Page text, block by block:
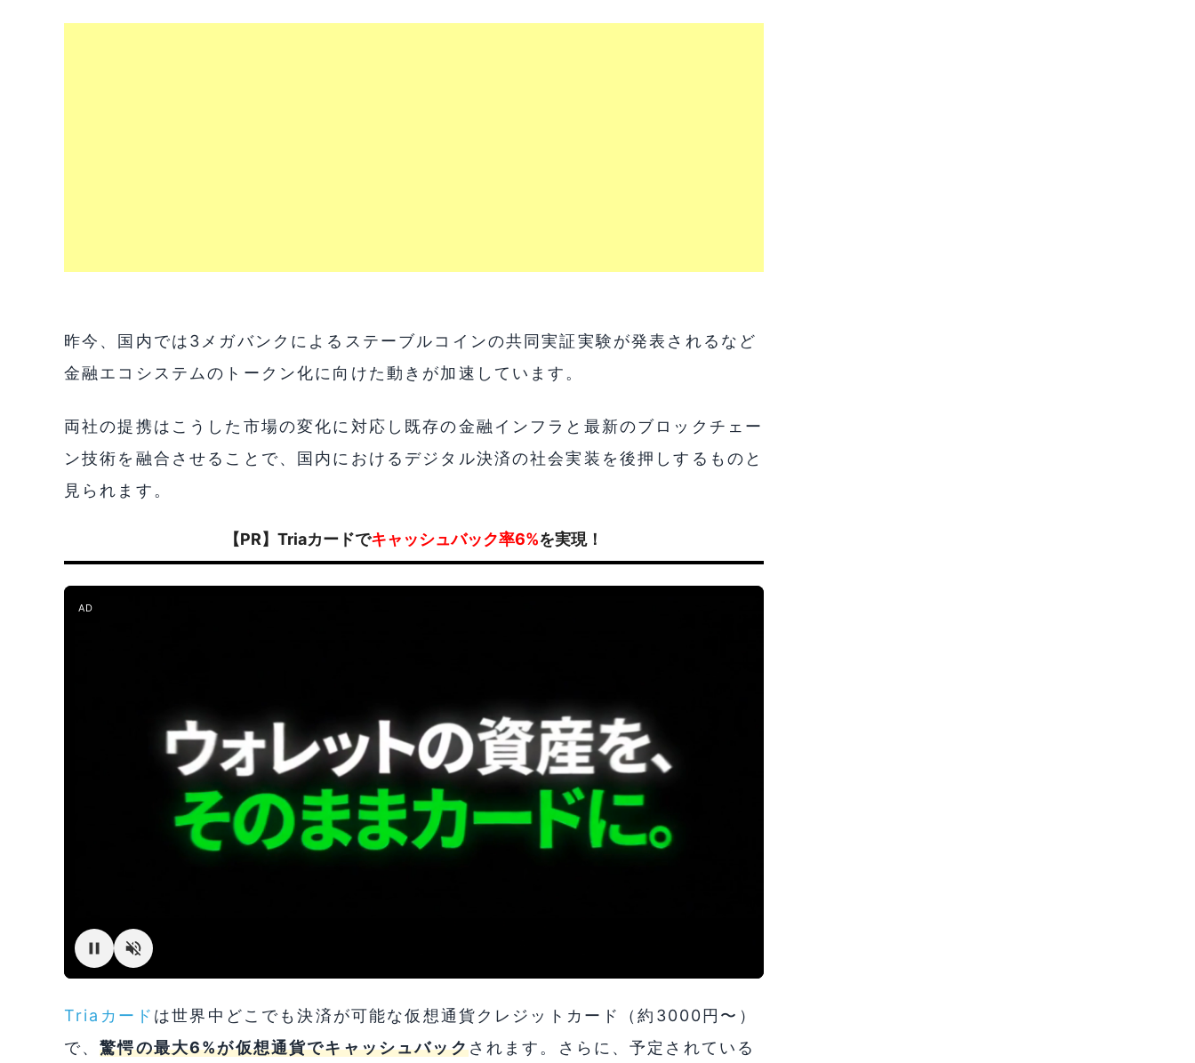
昨今、国内では3メガバンクによるステーブルコインの共同実証実験が発表されるなど
金融エコシステムのトークン化に向けた動きが加速しています。
両社の提携はこうした市場の変化に対応し既存の金融インフラと最新のブロックチェー
ン技術を融合させることで、国内におけるデジタル決済の社会実装を後押しするものと
見られます。
【PR】Triaカードでキャッシュバック率6%を実現！
AD
Triaカード は世界中どこでも決済が可能な仮想通貨クレジットカード（約3000円〜）
で、驚愕の最大6%が仮想通貨でキャッシュバックされます。さらに、予定されている